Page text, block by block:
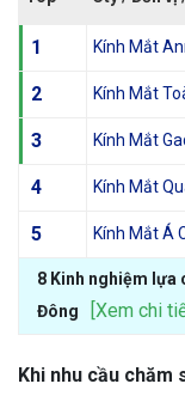
1 Kính Mắt
2 Kính Mắt
3 Kính Mắt
4 Kính Mắt
5 Kính Mắt Á
8 Kinh nghiệm lựa
Đông
[Xem chi
Khi nhu cầu